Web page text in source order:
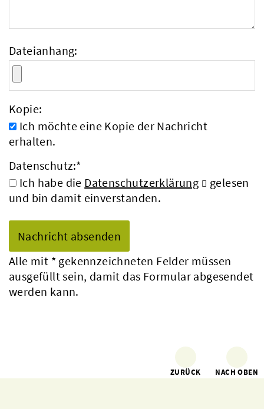
Dateianhang:
Kopie:
Ich möchte eine Kopie der Nachricht
erhalten.
Datenschutz:*
Ich habe die Datenschutzerklärung
gelesen
und bin damit einverstanden.
Alle mit * gekennzeichneten Felder müssen
ausgefüllt sein, damit das Formular abgesendet
werden kann.
ZURÜCK NACH OBEN